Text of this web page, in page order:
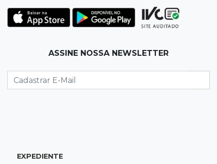
09:24Em Alagoas
Atletas de MS intensificam preparação para
Idoso em bicicleta é atropelado por
motociclista que se filmava com celular
ASSINE NOSSA NEWSLETTER
EXPEDIENTE